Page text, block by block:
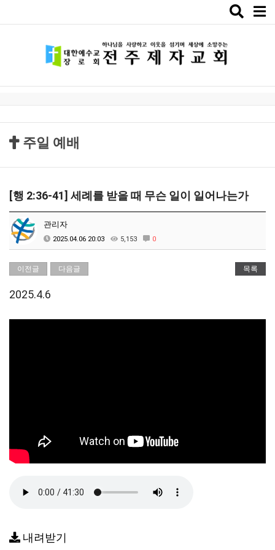
Toggle
주일 예배
[행 2:36-41] 세례를 받을 때 무슨 일이 일어나는가
관리자
2025.04.06 20:03 5,153 0
이전글 다음글 목록
2025.4.6
내려받기